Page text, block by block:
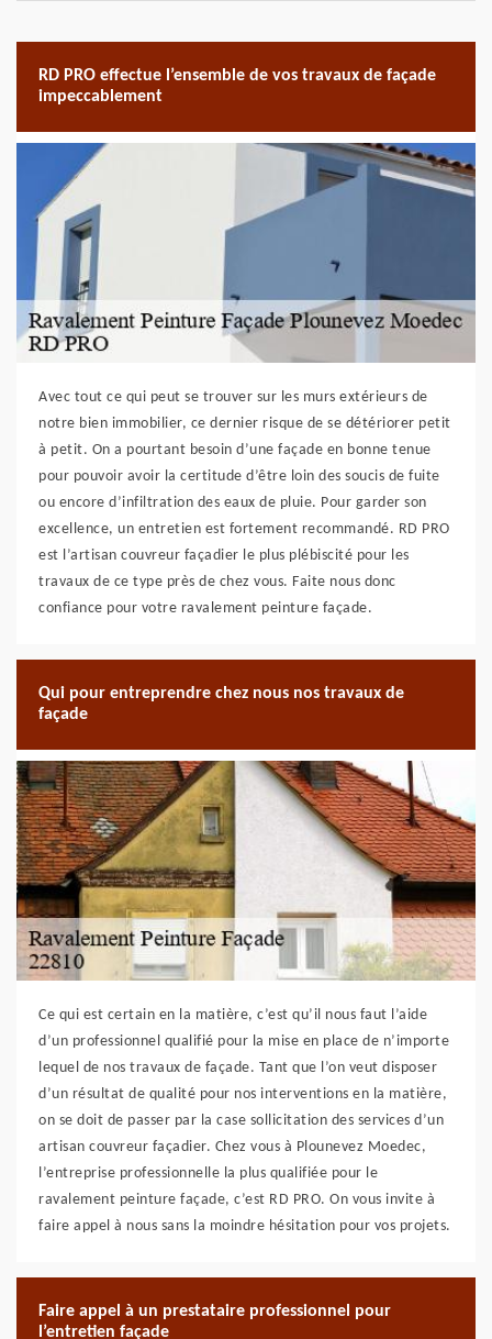
RD PRO effectue l’ensemble de vos travaux de façade
impeccablement
Avec tout ce qui peut se trouver sur les murs extérieurs de
notre bien immobilier, ce dernier risque de se détériorer petit
à petit. On a pourtant besoin d’une façade en bonne tenue
pour pouvoir avoir la certitude d’être loin des soucis de fuite
ou encore d’infiltration des eaux de pluie. Pour garder son
excellence, un entretien est fortement recommandé. RD PRO
est l’artisan couvreur façadier le plus plébiscité pour les
travaux de ce type près de chez vous. Faite nous donc
confiance pour votre ravalement peinture façade.
Qui pour entreprendre chez nous nos travaux de
façade
Ce qui est certain en la matière, c’est qu’il nous faut l’aide
d’un professionnel qualifié pour la mise en place de n’importe
lequel de nos travaux de façade. Tant que l’on veut disposer
d’un résultat de qualité pour nos interventions en la matière,
on se doit de passer par la case sollicitation des services d’un
artisan couvreur façadier. Chez vous à Plounevez Moedec,
l’entreprise professionnelle la plus qualifiée pour le
ravalement peinture façade, c’est RD PRO. On vous invite à
faire appel à nous sans la moindre hésitation pour vos projets.
Faire appel à un prestataire professionnel pour
l’entretien façade